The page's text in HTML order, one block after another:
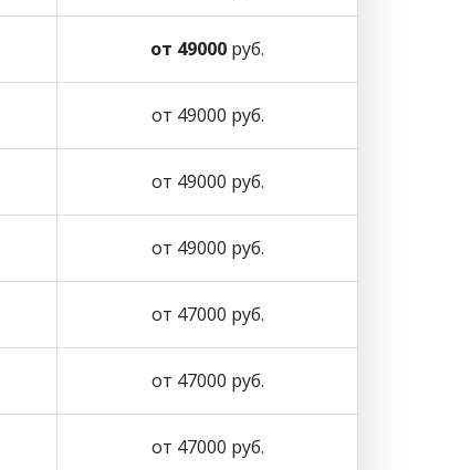
от 49000 руб.
от 49000 руб.
от 49000 руб.
от 49000 руб.
от 47000 руб.
от 47000 руб.
от 47000 руб.